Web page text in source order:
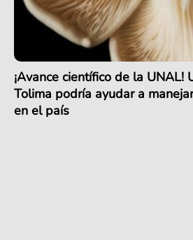
¡Avance científico de la UNAL!
Tolima podría ayudar a
en el país